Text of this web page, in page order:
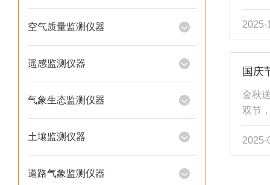
空气质量监测仪器
遥感监测仪器
气象生态监测仪器
土壤监测仪器
道路气象监测仪器
地理
的交
新。
化碳
记式
为地
2025-
国庆
金秋
双节
圆月
刻，
师们
2025-